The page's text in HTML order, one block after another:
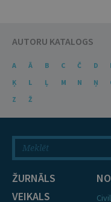
AUTORU KATALOGS
A Ā B C Č D
Ķ
L Ļ M N Ņ
Z
Ž
ŽURNĀLS
VEIKALS